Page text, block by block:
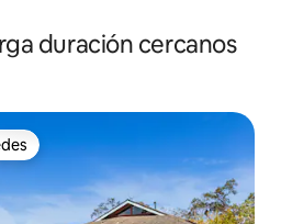
duración cercanos
más destacados